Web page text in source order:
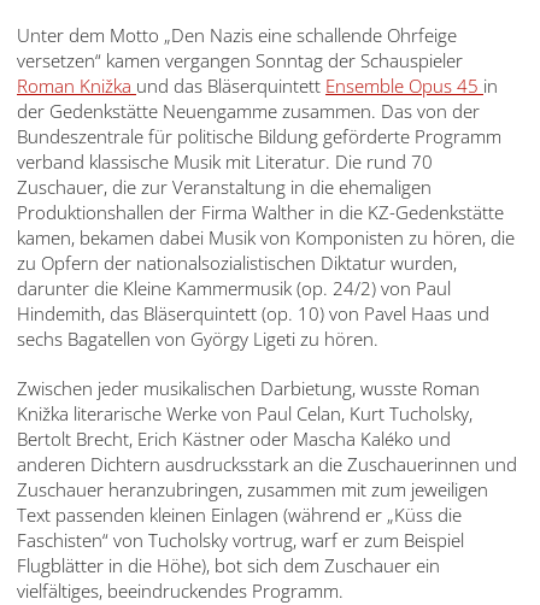
Unter dem Motto „Den Nazis eine schallende Ohrfeige
versetzen“ kamen vergangen Sonntag der Schauspieler
Roman Knižka und das Bläserquintett Ensemble Opus 45 in
der Gedenkstätte Neuengamme zusammen. Das von der
Bundeszentrale für politische Bildung geförderte Programm
verband klassische Musik mit Literatur. Die rund 70
Zuschauer, die zur Veranstaltung in die ehemaligen
Produktionshallen der Firma Walther in die KZ-Gedenkstätte
kamen, bekamen dabei Musik von Komponisten zu hören, die
zu Opfern der nationalsozialistischen Diktatur wurden,
darunter die Kleine Kammermusik (op. 24/2) von Paul
Hindemith, das Bläserquintett (op. 10) von Pavel Haas und
sechs Bagatellen von György Ligeti zu hören.
Zwischen jeder musikalischen Darbietung, wusste Roman
Knižka literarische Werke von Paul Celan, Kurt Tucholsky,
Bertolt Brecht, Erich Kästner oder Mascha Kaléko und
anderen Dichtern ausdrucksstark an die Zuschauerinnen und
Zuschauer heranzubringen, zusammen mit zum jeweiligen
Text passenden kleinen Einlagen (während er „Küss die
Faschisten“ von Tucholsky vortrug, warf er zum Beispiel
Flugblätter in die Höhe), bot sich dem Zuschauer ein
vielfältiges, beeindruckendes Programm.